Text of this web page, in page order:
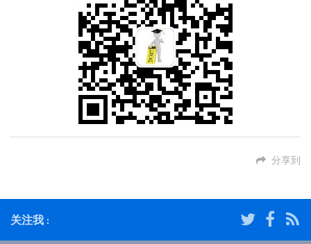
分享到
关注我 :